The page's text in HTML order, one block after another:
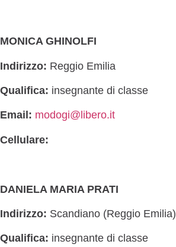
MONICA GHINOLFI
Indirizzo: Reggio Emilia
Qualifica: insegnante di classe
Email: modogi@libero.it
Cellulare:
DANIELA MARIA PRATI
Indirizzo: Scandiano (Reggio Emilia)
Qualifica: insegnante di classe